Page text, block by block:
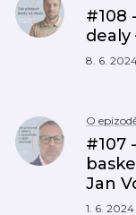
#108
dealy
8. 6.
O
#107
Jan
1. 6. 2024